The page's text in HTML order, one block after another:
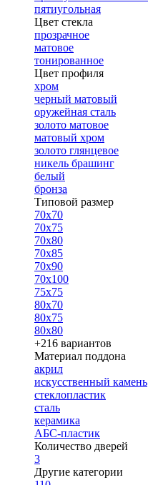
пятиугольная
Цвет стекла
прозрачное
матовое
тонированное
Цвет профиля
хром
черный матовый
оружейная сталь
золото матовое
матовый хром
золото глянцевое
никель брашинг
белый
бронза
Типовой размер
70х70
70х75
70х80
70х85
70х90
70х100
75х75
80х70
80х75
80х80
+216 вариантов
Материал поддона
акрил
искусственный камень
стеклопластик
сталь
керамика
АБС-пластик
Количество дверей
3
Другие категории